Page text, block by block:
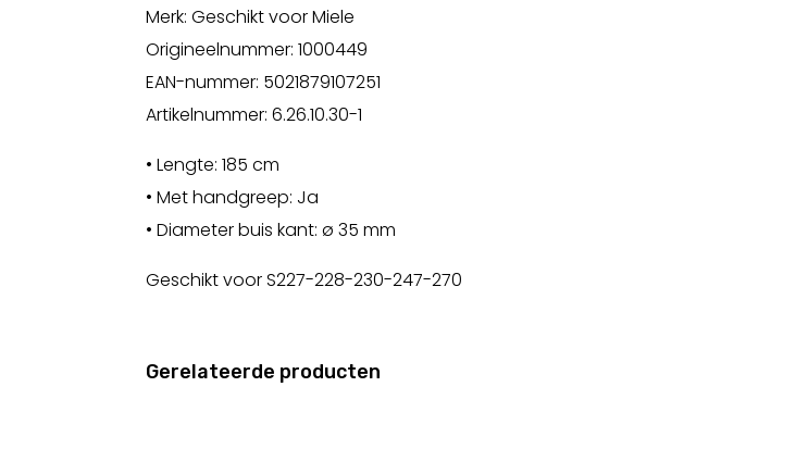
Merk: Geschikt voor Miele
Origineelnummer: 1000449
EAN-nummer: 5021879107251
Artikelnummer: 6.26.10.30-1
• Lengte: 185 cm
• Met handgreep: Ja
• Diameter buis kant: ø 35 mm
Geschikt voor S227-228-230-247-270
Gerelateerde producten